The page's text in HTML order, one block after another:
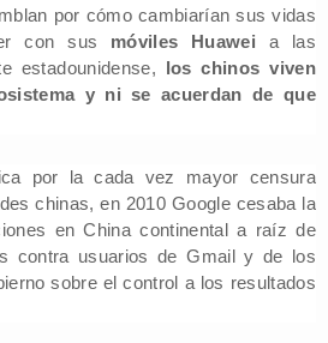
por cómo cambiarían sus vidas
con sus móviles Huawei a las
estadounidense, los chinos viven
y ni se acuerdan de que
por la cada vez mayor censura
chinas, en 2010 Google cesaba la
en China continental a raíz de
contra usuarios de Gmail y de los
sobre el control a los resultados